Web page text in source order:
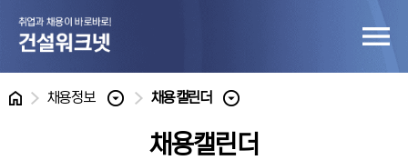
홈 채용정보 채용캘린더
채용캘린더